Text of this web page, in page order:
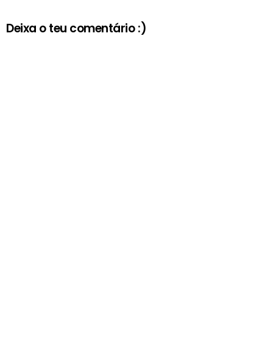
Deixa o teu comentário :)